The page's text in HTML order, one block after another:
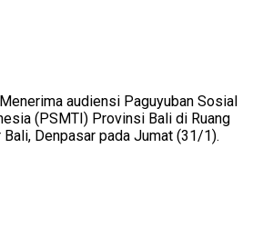
Menerima audiensi Paguyuban Sosial
(PSMTI) Provinsi Bali di Ruang
Bali, Denpasar pada Jumat (31/1).